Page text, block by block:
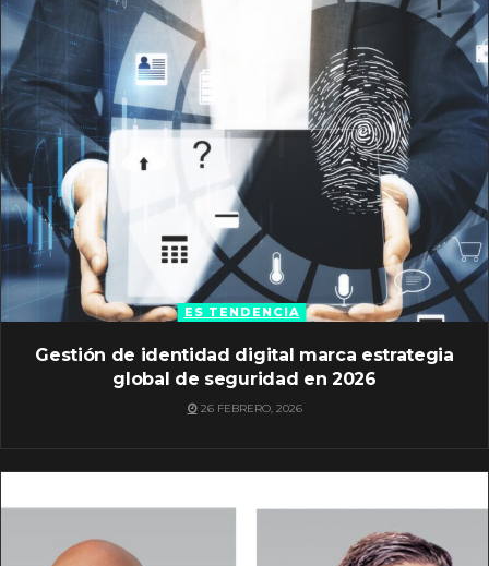
ES TENDENCIA
Gestión de identidad digital marca estrategia
global de seguridad en 2026
26 FEBRERO, 2026